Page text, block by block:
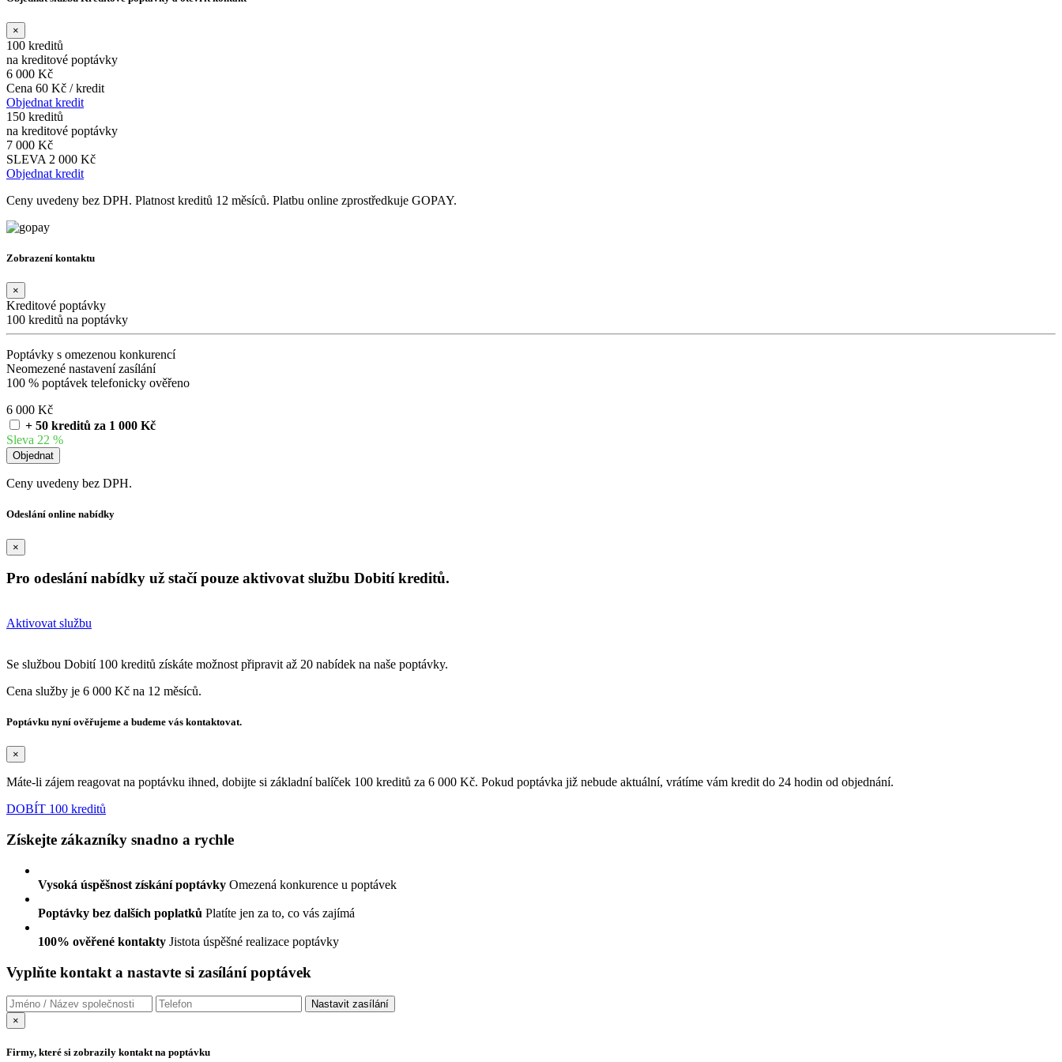
×
100 kreditů
na kreditové poptávky
6 000 Kč
Cena 60 Kč / kredit
Objednat kredit
150 kreditů
na kreditové poptávky
7 000 Kč
SLEVA 2 000 Kč
Objednat kredit
Ceny uvedeny bez DPH. Platnost kreditů 12 měsíců. Platbu online zprostředkuje GOPAY.
Zobrazení kontaktu
×
Kreditové poptávky
100 kreditů na poptávky
Poptávky s omezenou konkurencí
Neomezené nastavení zasílání
100 % poptávek telefonicky ověřeno
6 000 Kč
+ 50 kreditů za 1 000 Kč
Sleva 22 %
Ceny uvedeny bez DPH.
Odeslání online nabídky
×
Pro odeslání nabídky už stačí pouze aktivovat službu Dobití kreditů.
Aktivovat službu
Se službou Dobití 100 kreditů získáte možnost připravit až 20 nabídek na naše poptávky.
Cena služby je 6 000 Kč na 12 měsíců.
Poptávku nyní ověřujeme a budeme vás kontaktovat.
×
Máte-li zájem reagovat na poptávku ihned, dobijte si základní balíček 100 kreditů za 6 000 Kč. Pokud poptávka již nebude aktuální, vrátíme vám kredit do 24 hodin od objednání.
DOBÍT 100 kreditů
Získejte zákazníky snadno a rychle
Vysoká úspěšnost získání poptávky Omezená konkurence u poptávek
Poptávky bez dalších poplatků Platíte jen za to, co vás zajímá
100% ověřené kontakty Jistota úspěšné realizace poptávky
Vyplňte kontakt a nastavte si zasílání poptávek
×
Firmy, které si zobrazily kontakt na poptávku